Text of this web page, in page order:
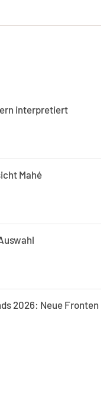
interpretiert
Mahé
2026: Neue Fronten